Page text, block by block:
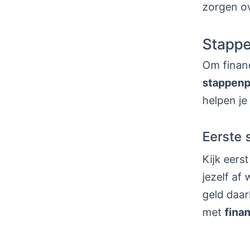
zorgen
Om
helpen
Eerste
Kijk
jezelf af
geld
met